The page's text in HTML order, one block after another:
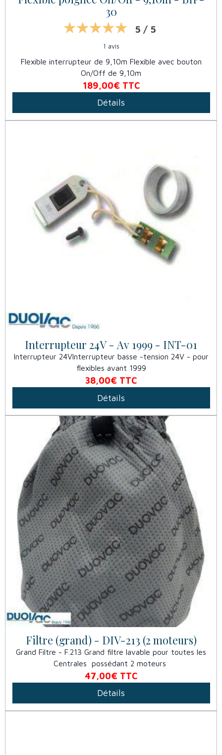
30
5 / 5
1 avis
Flexible interrupteur de 9,10m Flexible avec bouton
On/Off de 9,10m
189,00€ TTC
Détails
Interrupteur 24V - Av 1999 - INT-01
Interrupteur 24VInterrupteur basse -tension 24V - pour
flexibles avant 1999
38,00€ TTC
Détails
Filtre (grand) - DIV-213 (2 moteurs)
Grand Filtre - F.213 Grand filtre lavable pour toutes les
Centrales possédant 2 moteurs
47,00€ TTC
Détails